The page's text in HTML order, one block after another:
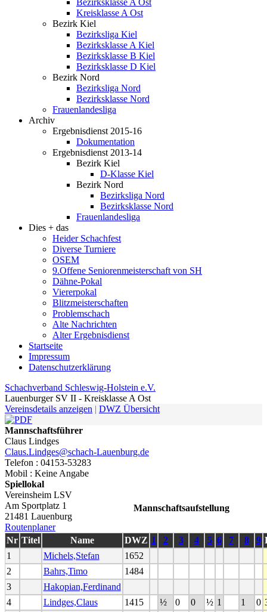
Bezirksklasse A Ost
Kreisklasse A Ost
Bezirk Kiel
Bezirksliga Kiel
Bezirksklasse A Kiel
Bezirksklasse B Kiel
Bezirksklasse D Kiel
Bezirk Nord
Bezirksliga Nord
Bezirksklasse Nord
Frauenlandesliga
Archiv
Ergebnisdienst 2015-16
Dokumentation
Ergebnisdienst 2013-14
Bezirk Kiel
D-Klasse Kiel
Bezirk Nord
Bezirksliga Nord
Bezirksklasse Nord
Frauenlandesliga
Dies + das
Heider Schachfest
Diverse Turniere
OSEM
9.Offene Seniorenmeisterschaft von SH
Dähne-Pokal
Viererpokal
Blitzmeisterschaften
Problemschach
Alte Nachrichten
Alter Ergebnisdienst
Startseite
Impressum
Datenschutzerklärung
Schachverband Schleswig-Holstein e.V.
Lauenburger SV II - Kreisklasse A Ost
Vereinsdetails anzeigen | DWZ Übersicht
Mannschaftsführer
Claus Lindges
Claus.Lindges@schach-Lauenburg.de
Telefon : 04153-53283
Mobil : Keine Angabe
Spiellokal
Vereinsheim LSV
Am Sportplatz 1
21481 Lauenburg
Routenplaner
Mannschaftsaufstellung
Nr Titel Name DWZ 1 2 3 4 5 6 7 8 9
1
Michels,Stefan
1652
2
Bahrs,Timo
1484
3
Hakopian,Ferdinand
4
Lindges,Claus 1415 ½ 0 0 ½ 1 1 0